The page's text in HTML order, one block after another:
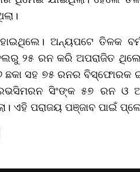
ଅନ୍ୟପଟେ ତିଳକ
୨୫ ରନ କରି ଅପରାଜିତ
ସହ ୭୫ ରନର ବିସ୍ଫୋରକ
ସିଂଙ୍କ ୫୭ ରନ
ଏହି ପରାଜୟ ପଞ୍ଜାବ ପାଇଁ